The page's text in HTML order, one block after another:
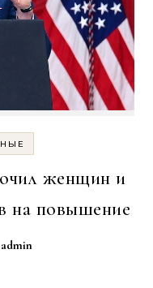
женщин и
на повышение
admin